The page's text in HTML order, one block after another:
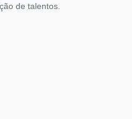
de talentos.